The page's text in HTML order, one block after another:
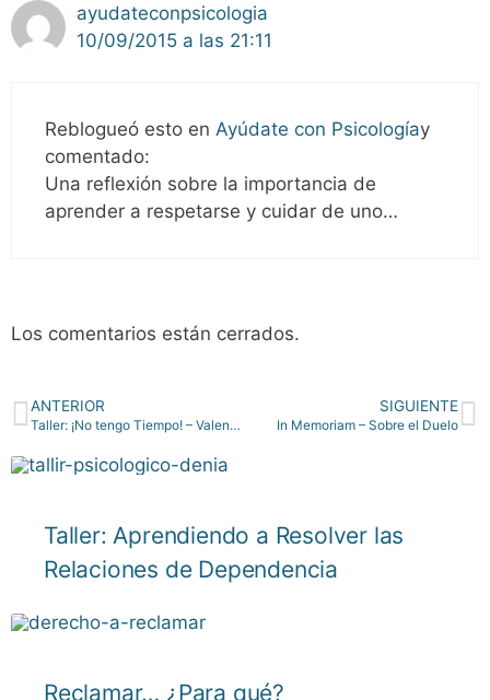
ayudateconpsicologia
10/09/2015 a las 21:11
Reblogueó esto en Ayúdate con Psicologíay
comentado:
Una reflexión sobre la importancia de
aprender a respetarse y cuidar de uno…
Los comentarios están cerrados.
ANTERIOR
Taller: ¡No tengo Tiempo! – Valencia
SIGUIENTE
In Memoriam – Sobre el Duelo
Taller: Aprendiendo a Resolver las
Relaciones de Dependencia
Reclamar… ¿Para qué?